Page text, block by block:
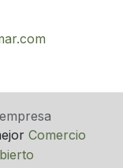
Comercio